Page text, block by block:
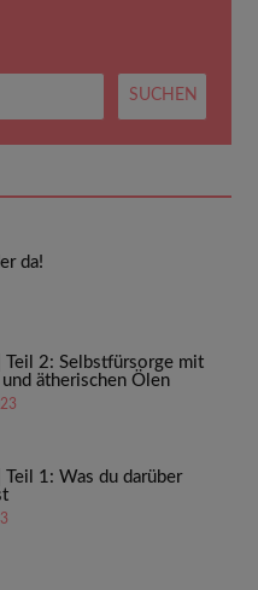
da!
Teil 2: Selbstfürsorge mit
ätherischen Ölen
Teil 1: Was du darüber